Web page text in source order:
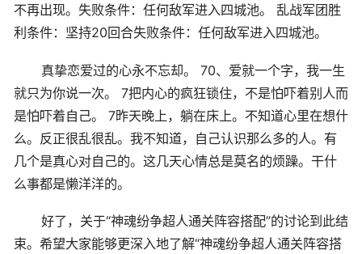
不再出现。失败条件：任何敌军进入四城池。 乱战军团胜
利条件：坚持20回合失败条件：任何敌军进入四城池。
真挚恋爱过的心永不忘却。 70、爱就一个字，我一生
就只为你说一次。 7把内心的疯狂锁住，不是怕吓着别人而
是怕吓着自己。 7昨天晚上，躺在床上。不知道心里在想什
么。反正很乱很乱。我不知道，自己认识那么多的人。有
几个是真心对自己的。这几天心情总是莫名的烦躁。干什
么事都是懒洋洋的。
好了，关于“神魂纷争超人通关阵容搭配”的讨论到此结
束。希望大家能够更深入地了解“神魂纷争超人通关阵容搭